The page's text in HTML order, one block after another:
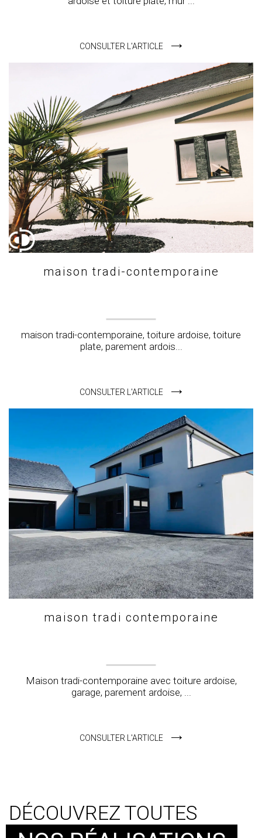
CONSULTER L'ARTICLE
maison tradi-contemporaine
maison tradi-contemporaine, toiture ardoise, toiture
plate, parement ardois...
CONSULTER L'ARTICLE
maison tradi contemporaine
Maison tradi-contemporaine avec toiture ardoise,
garage, parement ardoise, ...
CONSULTER L'ARTICLE
DÉCOUVREZ TOUTES